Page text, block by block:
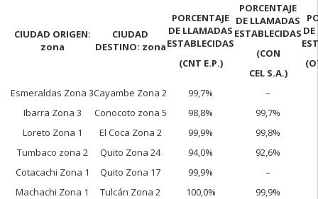
CIUDAD ORIGEN:
zona
CIUDAD
DESTINO: zona
PORCENTAJE
DE LLAMADAS
ESTABLECIDAS
(CNT E.P.)
PORCENTAJE
DE LLAMADAS
ESTABLECIDAS
(CON
CEL S.A.)
Esmeraldas Zona 3Cayambe Zona 2 99,7%
–
Ibarra Zona 3
Conocoto zona 5 98,8%
99,7%
Loreto Zona 1
El Coca Zona 2 99,9%
99,8%
Tumbaco zona 2
Quito Zona 24 94,0%
92,6%
Cotacachi Zona 1
Quito Zona 17 99,9%
–
Machachi Zona 1
Tulcán Zona 2 100,0% 99,9%